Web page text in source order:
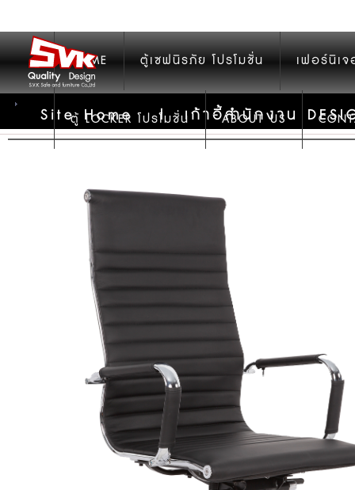
HOME ตู้เซฟนิรภัย โปรโมชั่น เฟอร์นิเ
ตู้ LOCKER โปรโมชั่น ABOUT US
Site Home |เก้าอี้สำนักงาน